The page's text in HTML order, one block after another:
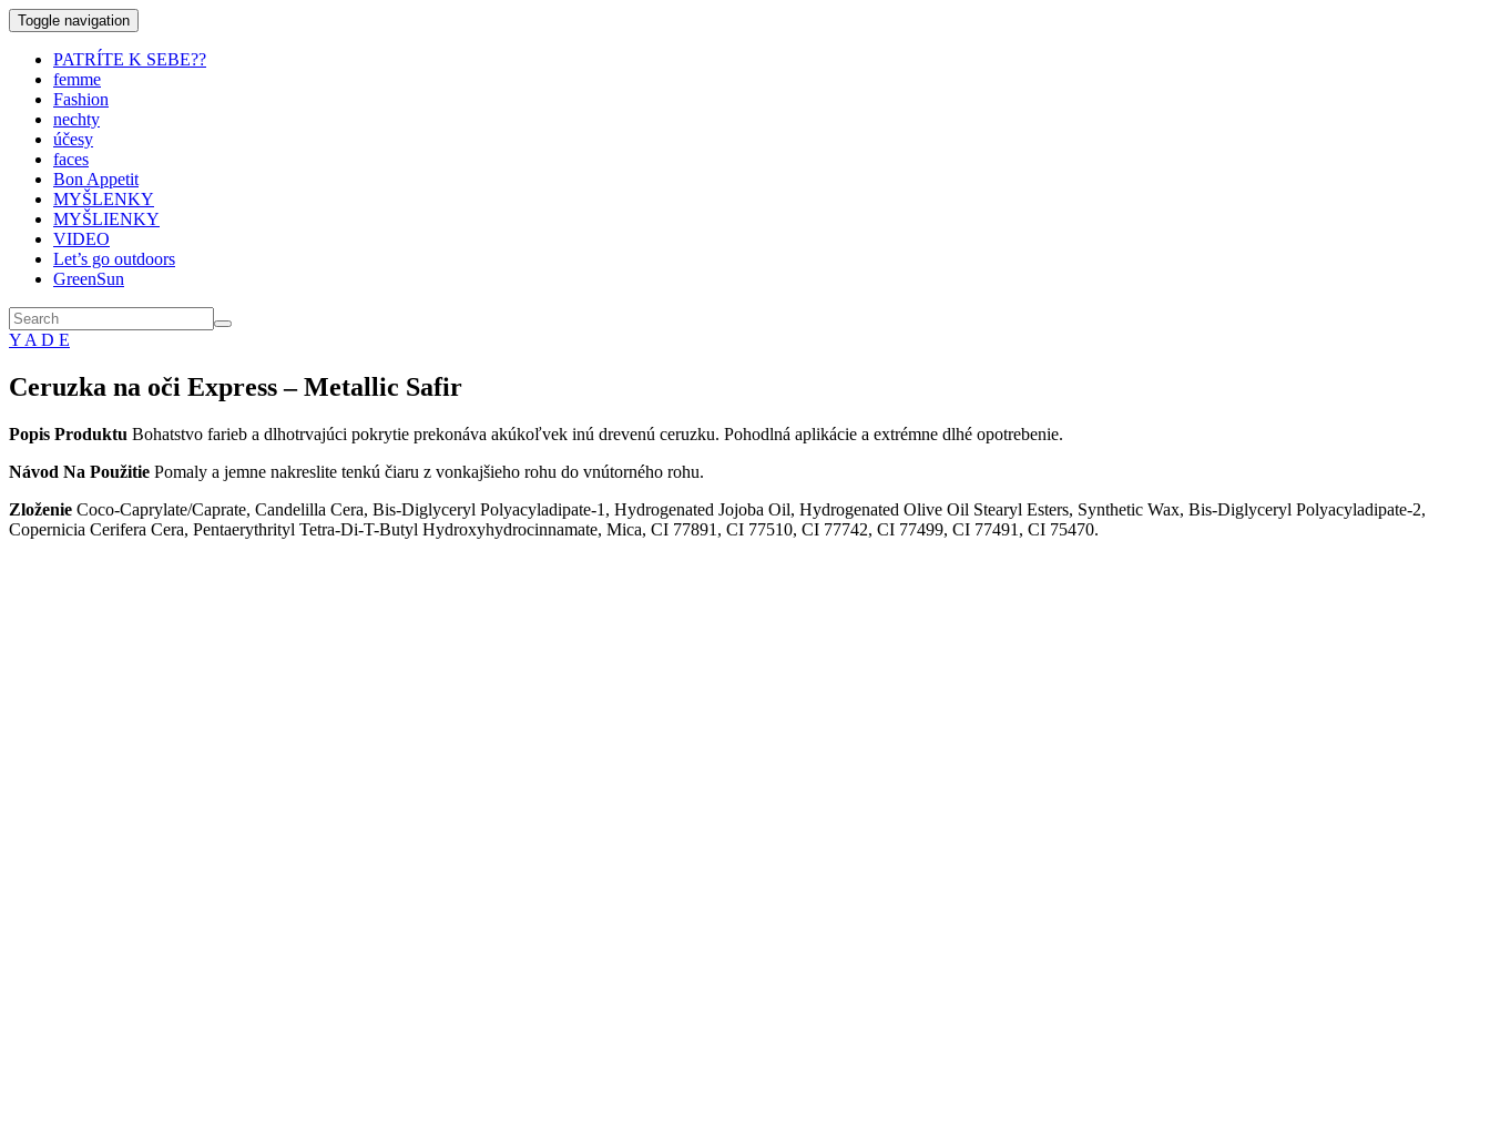
Toggle navigation
PATRÍTE K SEBE??
femme
Fashion
nechty
účesy
faces
Bon Appetit
MYŠLENKY
MYŠLIENKY
VIDEO
Let’s go outdoors
GreenSun
Y A D E
Ceruzka na oči Express – Metallic Safir
Popis Produktu Bohatstvo farieb a dlhotrvajúci pokrytie prekonáva akúkoľvek inú drevenú ceruzku. Pohodlná aplikácie a extrémne dlhé opotrebenie.
Návod Na Použitie Pomaly a jemne nakreslite tenkú čiaru z vonkajšieho rohu do vnútorného rohu.
Zloženie Coco-Caprylate/Caprate, Candelilla Cera, Bis-Diglyceryl Polyacyladipate-1, Hydrogenated Jojoba Oil, Hydrogenated Olive Oil Stearyl Esters, Synthetic Wax, Bis-Diglyceryl Polyacyladipate-2,
Copernicia Cerifera Cera, Pentaerythrityl Tetra-Di-T-Butyl Hydroxyhydrocinnamate, Mica, CI 77891, CI 77510, CI 77742, CI 77499, CI 77491, CI 75470.